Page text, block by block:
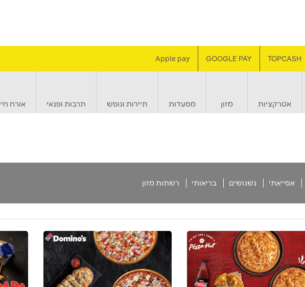
TOPCASH
GOOGLE PAY
Apple pay
אטרקציות מזון מסעדות תיירות ונופש תרבות ופנאי אורח
אסייאתי נשנושים בריאותי רשתות מזון